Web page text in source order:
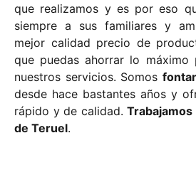
que realizamos y es por eso
siempre a sus familiares y
mejor calidad precio de
que puedas ahorrar lo máximo
nuestros servicios. Somos
desde hace bastantes años y
rápido y de calidad.
de Teruel.